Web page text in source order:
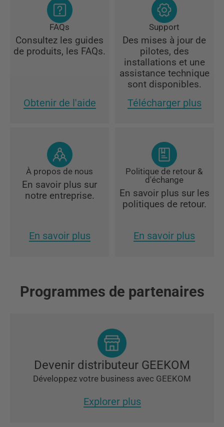
FAQs
Consultez les guides
de produits, les FAQs.
Obtenir de l'aide
Support
Des mises à jour de
pilotes, des
installations et une
assistance technique
sont disponibles.
Télécharger plus
À propos de nous
En savoir plus sur
notre entreprise.
En savoir plus
Politique de retour &
d'échange
En savoir plus sur les
politiques de retour.
En savoir plus
Programmes de partenaires
Devenir distributeur GEEKOM
Développez votre business avec GEEKOM
Explorer plus